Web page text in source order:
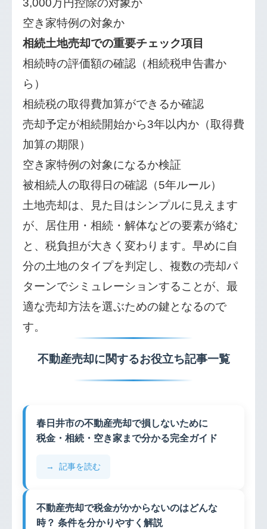
3,000万円控除の対象か
空き家特例の対象か
相続土地売却での重要チェック項目
相続時の評価額の確認（相続税申告書か
ら）
相続税の取得費加算ができるか確認
売却予定が相続開始から3年以内か（取得費
加算の期限）
空き家特例の対象になるか検証
被相続人の取得日の確認（5年ルール）
土地売却は、見た目はシンプルに見えます
が、居住用・相続・解体などの要素が絡む
と、税負担が大きく変わります。早めに自
分の土地のタイプを判定し、複数の売却パ
ターンでシミュレーションすることが、最
適な売却方法を選ぶための鍵となるので
す。
不動産売却に関するお役立ち記事一覧
春日井市の不動産売却で損しないために
税金・相続・空き家まで分かる完全ガイド
記事を読む
不動産売却で税金がかからないのはどんな
時？ 条件を分かりやすく解説